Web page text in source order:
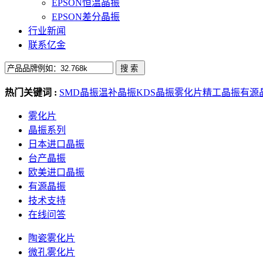
EPSON恒温晶振
EPSON差分晶振
行业新闻
联系亿金
热门关键词 : SMD晶振温补晶振KDS晶振雾化片精工晶振有源
雾化片
晶振系列
日本进口晶振
台产晶振
欧美进口晶振
有源晶振
技术支持
在线问答
陶瓷雾化片
微孔雾化片